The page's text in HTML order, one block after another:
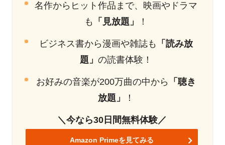
名作からヒット作品まで、映画やドラマ
も
「見放題」 ！
ビジネス書から漫画や雑誌も
「読み放
題」の読書体験！
お好みの音楽が200万曲の中から
「聴き
放題」
！
＼今なら30日間無料体験／
Amazon Primeを見てみる